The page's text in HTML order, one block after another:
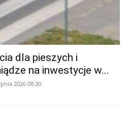
dla pieszych i
na inwestycje w...
2026 08:30